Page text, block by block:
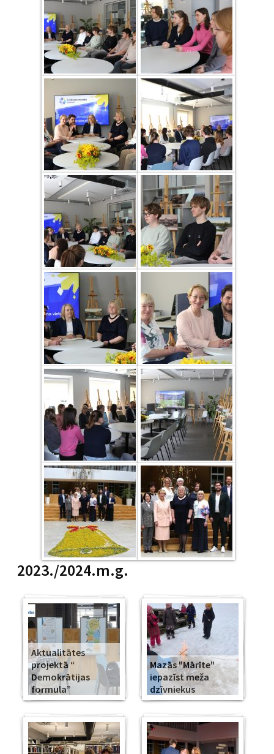
2023./2024.m.g.
Aktualitātes
projektā “
Demokrātijas
formula”
Mazās "Mārīte"
iepazīst meža
dzīvniekus